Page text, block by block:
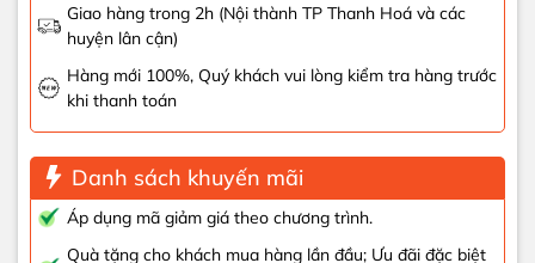
Giao hàng trong 2h (Nội thành TP Thanh Hoá và các
huyện lân cận)
Hàng mới 100%, Quý khách vui lòng kiểm tra hàng trước
khi thanh toán
Danh sách khuyến mãi
Áp dụng mã giảm giá theo chương trình.
Quà tặng cho khách mua hàng lần đầu; Ưu đãi đặc biệt